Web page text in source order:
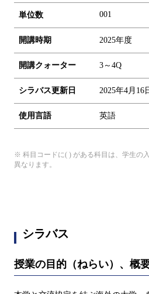
単位数 001
開講時期 2025年度
開講クォーター 3～4Q
シラバス更新日 2025年4月16
使用言語 英語
※ 科目コードに( ) がある科目は、学生の
異なります。
シラバス
授業の目的（ねらい）、概